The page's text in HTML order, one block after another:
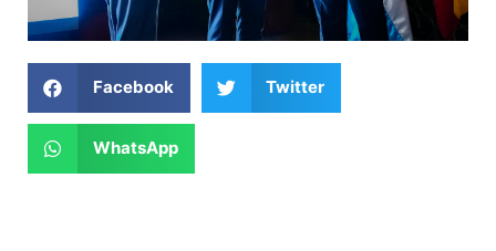
Facebook Twitter
WhatsApp